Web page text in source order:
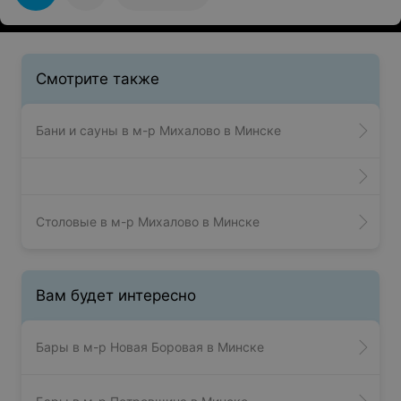
Смотрите также
Бани и сауны в м-р Михалово в Минске
Столовые в м-р Михалово в Минске
Вам будет интересно
Бары в м-р Новая Боровая в Минске